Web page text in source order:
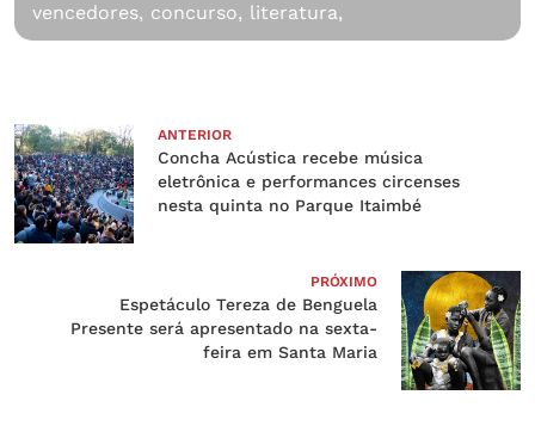
vencedores, concurso, literatura,
ANTERIOR
Concha Acústica recebe música
eletrônica e performances circenses
nesta quinta no Parque Itaimbé
PRÓXIMO
Espetáculo Tereza de Benguela
Presente será apresentado na sexta-
feira em Santa Maria